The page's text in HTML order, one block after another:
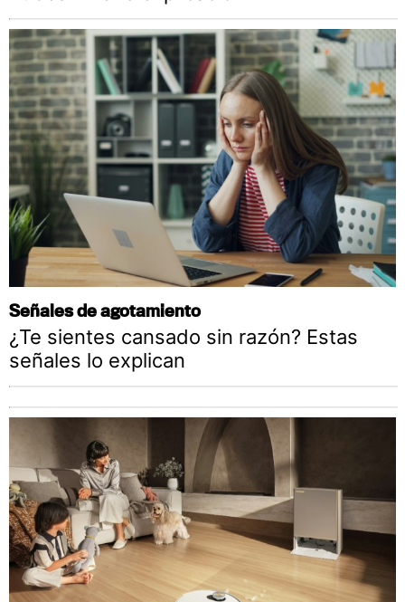
Señales de agotamiento
¿Te sientes cansado sin razón? Estas
señales lo explican